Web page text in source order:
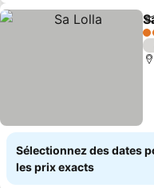
3
Sélectionnez des dates
les prix exacts